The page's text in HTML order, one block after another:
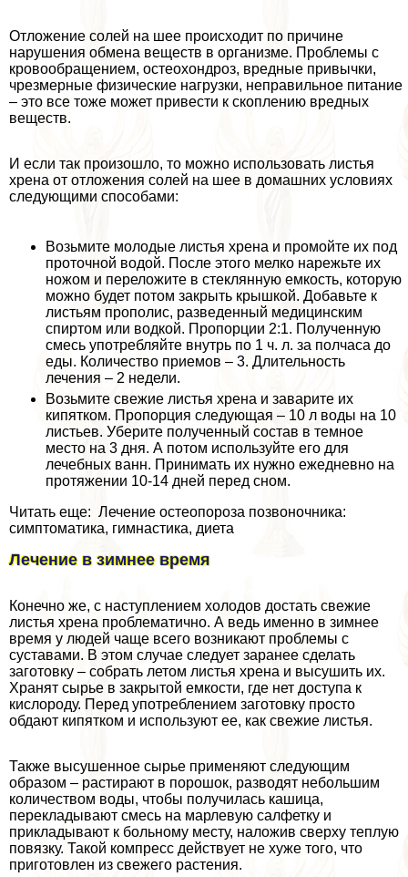
Отложение солей на шее происходит по причине
нарушения обмена веществ в организме. Проблемы с
кровообращением, остеохондроз, вредные привычки,
чрезмерные физические нагрузки, неправильное питание
– это все тоже может привести к скоплению вредных
веществ.
И если так произошло, то можно использовать листья
хрена от отложения солей на шее в домашних условиях
следующими способами:
Возьмите молодые листья хрена и промойте их под
проточной водой. После этого мелко нарежьте их
ножом и переложите в стеклянную емкость, которую
можно будет потом закрыть крышкой. Добавьте к
листьям прополис, разведенный медицинским
спиртом или водкой. Пропорции 2:1. Полученную
смесь употрeбляйте внутрь по 1 ч. л. за полчаса до
еды. Количество приемов – 3. Длительность
лечения – 2 недели.
Возьмите свежие листья хрена и заварите их
кипятком. Пропорция следующая – 10 л воды на 10
листьев. Уберите полученный состав в темное
место на 3 дня. А потом используйте его для
лечебных ванн. Принимать их нужно ежедневно на
протяжении 10-14 дней перед сном.
Читать еще: Лечение остеопороза позвоночника:
симптоматика, гимнастика, диета
Лечение в зимнее время
Конечно же, с наступлением холодов достать свежие
листья хрена проблематично. А ведь именно в зимнее
время у людей чаще всего возникают проблемы с
суставами. В этом случае следует заранее сделать
заготовку – собрать летом листья хрена и высушить их.
Хранят сырье в закрытой емкости, где нет доступа к
кислороду. Перед употрeблением заготовку просто
обдают кипятком и используют ее, как свежие листья.
Также высушенное сырье применяют следующим
образом – растирают в порошок, разводят небольшим
количеством воды, чтобы получилась кашица,
перекладывают смесь на марлевую салфетку и
прикладывают к больному месту, наложив сверху теплую
повязку. Такой компресс действует не хуже того, что
приготовлен из свежего растения.